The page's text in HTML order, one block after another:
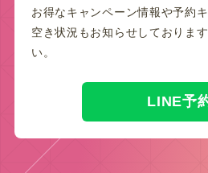
お得なキャンペーン情報や予約
空き状況もお知らせしておりま
い。
LINE予